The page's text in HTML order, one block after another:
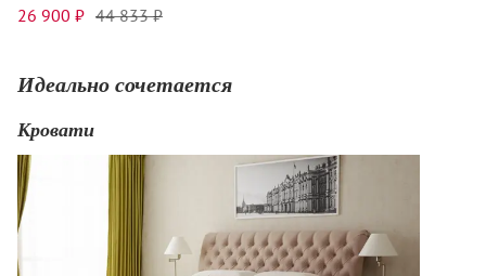
26 900 ₽ 44 833 ₽
Идеально сочетается
Кровати